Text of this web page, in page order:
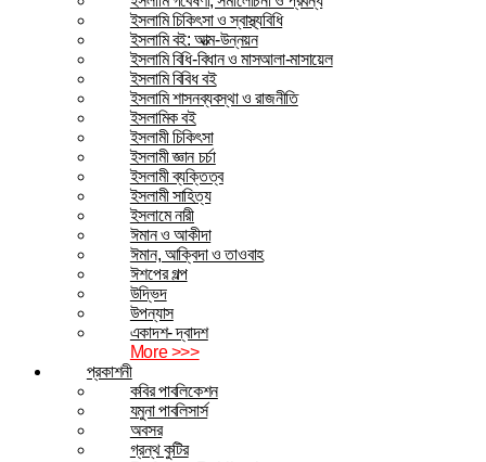
ইসলামি চিকিৎসা ও স্বাস্থ্যবিধি
ইসলামি বই: আত্ম-উন্নয়ন
ইসলামি বিধি-বিধান ও মাসআলা-মাসায়েল
ইসলামি বিবিধ বই
ইসলামি শাসনব্যবস্থা ও রাজনীতি
ইসলামিক বই
ইসলামী চিকিৎসা
ইসলামী জ্ঞান চর্চা
ইসলামী ব্যক্তিত্ব
ইসলামী সাহিত্য
ইসলামে নারী
ঈমান ও আকীদা
ঈমান, আক্বিদা ও তাওবাহ
ঈশপের গল্প
উদ্ভিদ
উপন্যাস
একাদশ- দ্বাদশ
More >>>
প্রকাশনী
কবির পাবলিকেশন
যমুনা পাবলিসার্স
অবসর
গ্রন্থ কুটির